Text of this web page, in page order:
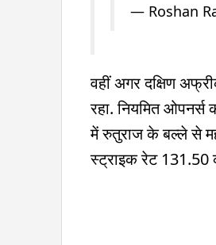
— Roshan
वहीं अगर दक्षिण
रहा. नियमित ओपनर्स
में रुतुराज के बल्ले से
स्ट्राइक रेट 131.50